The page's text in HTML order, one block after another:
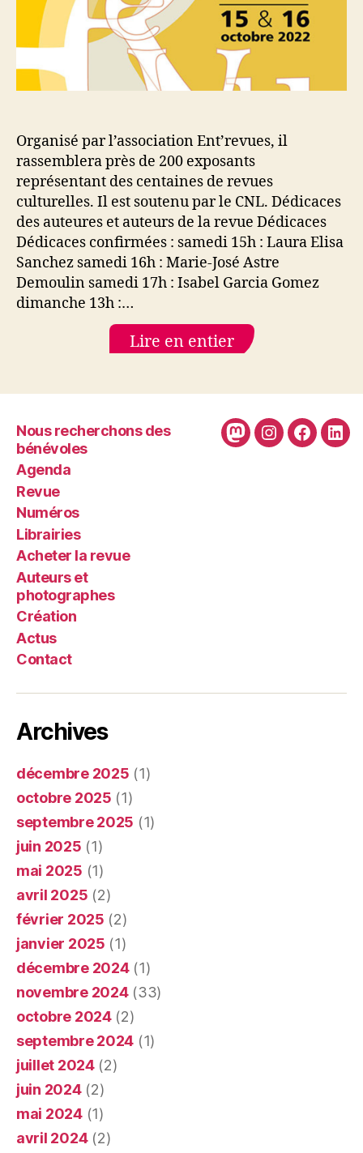
Organisé par l’association Ent’revues, il
rassemblera près de 200 exposants
représentant des centaines de revues
culturelles. Il est soutenu par le CNL. Dédicaces
des auteures et auteurs de la revue Dédicaces
Dédicaces confirmées : samedi 15h : Laura Elisa
Sanchez samedi 16h : Marie-José Astre
Demoulin samedi 17h : Isabel Garcia Gomez
dimanche 13h :…
Lire en entier
Nous recherchons des
bénévoles
Agenda
Revue
Numéros
Librairies
Acheter la revue
Auteurs et
photographes
Création
Actus
Contact
MastodonInstagram
Archives
décembre 2025 (1)
octobre 2025 (1)
septembre 2025 (1)
juin 2025 (1)
mai 2025 (1)
avril 2025 (2)
février 2025 (2)
janvier 2025 (1)
décembre 2024(1)
novembre 2024(33)
octobre 2024(2)
septembre 2024 (1)
juillet 2024(2)
juin 2024(2)
mai 2024(1)
avril 2024(2)